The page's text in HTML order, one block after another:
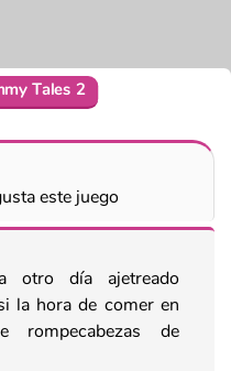
Tales 2
este juego
otro día ajetreado
la hora de comer en
rompecabezas de